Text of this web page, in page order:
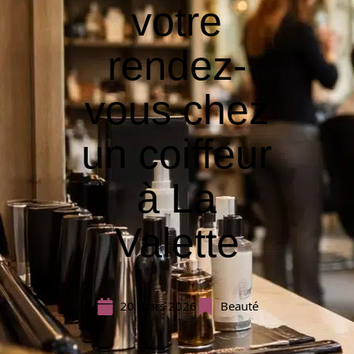
votre
rendez-
vous chez
un coiffeur
à La
Valette
20 mars 2026 Beauté